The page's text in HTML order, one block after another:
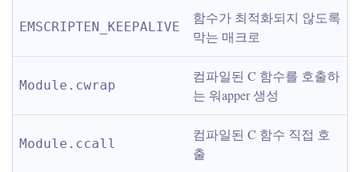
EMSCRIPTEN_KEEPALIVE
함수가 최적화되지 않도록
막는 매크로
Module.cwrap
컴파일된 C 함수를 호출하
는 워apper 생성
Module.ccall
컴파일된 C 함수 직접 호
출